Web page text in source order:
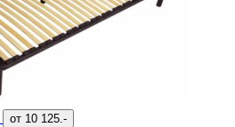
от 10 125.-